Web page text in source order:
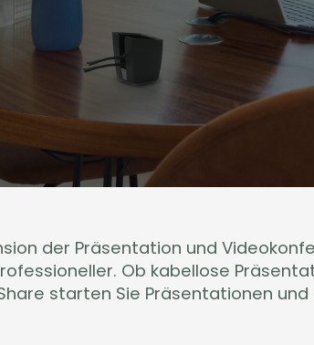
der Präsentation und
Ob kabellose
starten Sie Präsentationen und